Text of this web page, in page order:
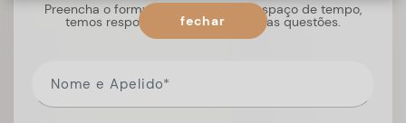
Preencha o formulário, e num curto espaço de tempo,
temos respostas para todas as suas questões.
fechar